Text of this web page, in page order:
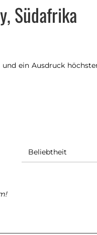
Südafrika
ein Ausdruck